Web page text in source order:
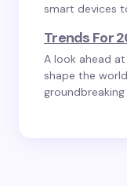
smart devices
Trends For
A look ahead
shape the